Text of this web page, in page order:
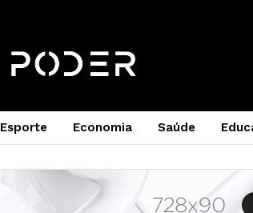
Esporte Economia Saúde